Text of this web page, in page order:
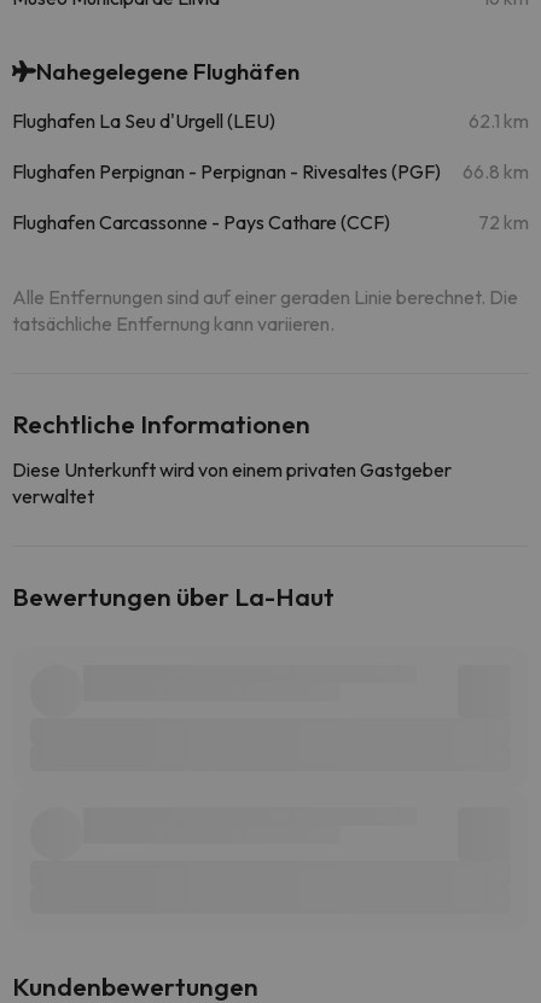
Nahegelegene Flughäfen
Flughafen La Seu d'Urgell (LEU) 62.1 km
Flughafen Perpignan - Perpignan - Rivesaltes (PGF) 66.8 km
Flughafen Carcassonne - Pays Cathare (CCF) 72 km
Alle Entfernungen sind auf einer geraden Linie berechnet. Die
tatsächliche Entfernung kann variieren.
Rechtliche Informationen
Diese Unterkunft wird von einem privaten Gastgeber
verwaltet
Bewertungen über La-Haut
Kundenbewertungen